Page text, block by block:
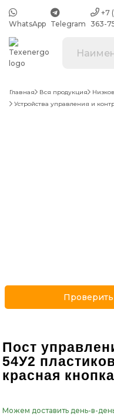
WhatsApp Telegram
+7
363-
Главная Вся продукция
Устройства управления и
Пост
54У2
красная
Можем доставить день-в-